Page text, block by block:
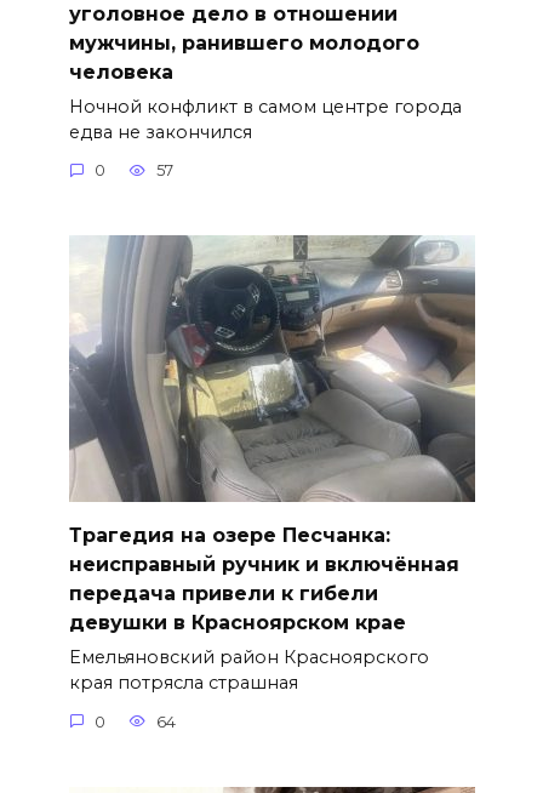
уголовное дело в отношении
мужчины, ранившего молодого
человека
Ночной конфликт в самом центре города
едва не закончился
0 57
Трагедия на озере Песчанка:
неисправный ручник и включённая
передача привели к гибели
девушки в Красноярском крае
Емельяновский район Красноярского
края потрясла страшная
0 64